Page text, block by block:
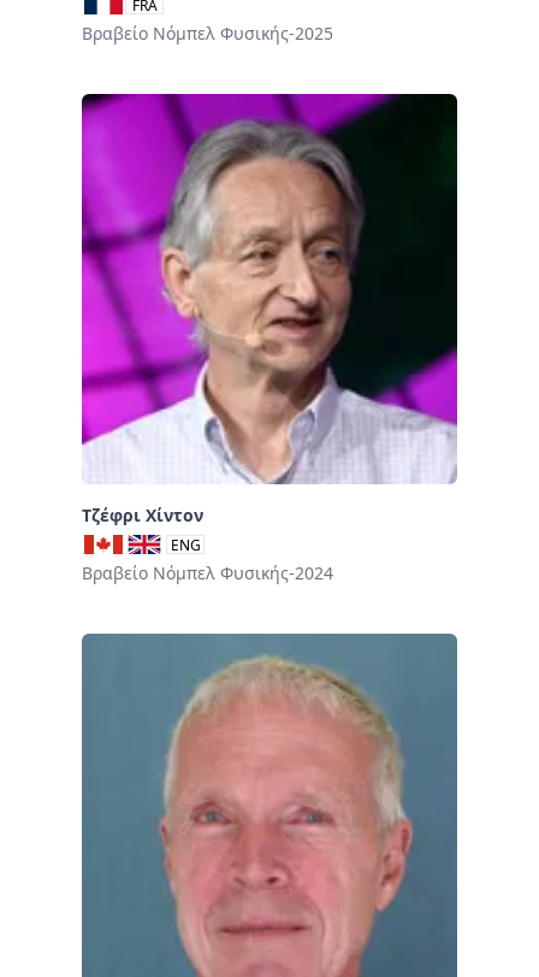
FRA
Βραβείο Νόμπελ Φυσικής-2025
Τζέφρι Χίντον
ENG
Βραβείο Νόμπελ Φυσικής-2024